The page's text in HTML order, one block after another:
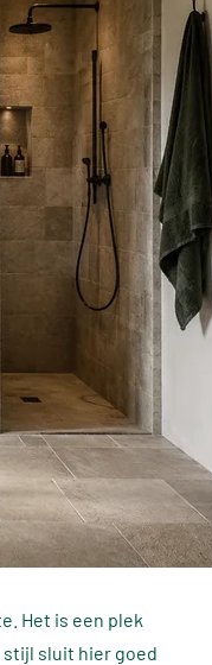
Het is een plek
stijl sluit hier goed